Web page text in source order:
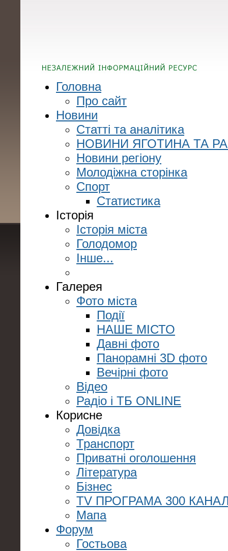
Головна
Про сайт
Новини
Статті та аналітика
НОВИНИ ЯГОТИНА ТА
Новини регіону
Молодіжна сторінка
Спорт
Статистика
Історія
Історія міста
Голодомор
Інше...
Галерея
Фото міста
Події
НАШЕ МІСТО
Давні фото
Панорамні 3D фото
Вечірні фото
Відео
Радіо і ТБ ONLINE
Корисне
Довідка
Транспорт
Приватні оголошення
Література
Бізнес
TV ПРОГРАМА 300
Мапа
Форум
Гостьова